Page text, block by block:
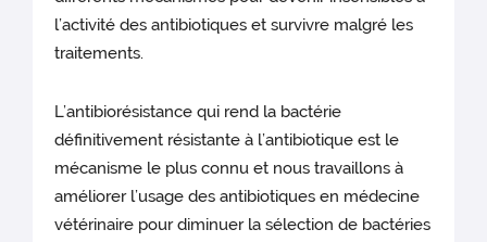
l’activité des antibiotiques et survivre malgré les
traitements.
L’antibiorésistance qui rend la bactérie
définitivement résistante à l’antibiotique est le
mécanisme le plus connu et nous travaillons à
améliorer l’usage des antibiotiques en médecine
vétérinaire pour diminuer la sélection de bactéries